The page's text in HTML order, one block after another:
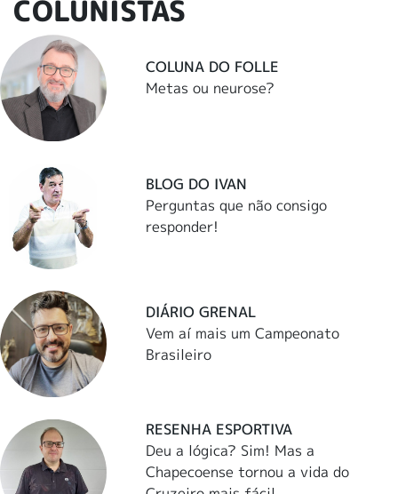
COLUNISTAS
COLUNA DO FOLLE
Metas ou neurose?
BLOG DO IVAN
Perguntas que não consigo
responder!
DIÁRIO GRENAL
Vem aí mais um Campeonato
Brasileiro
RESENHA ESPORTIVA
Deu a lógica? Sim! Mas a
Chapecoense tornou a vida do